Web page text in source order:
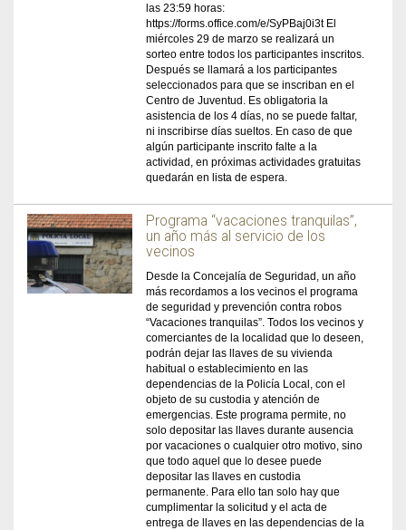
las 23:59 horas:
https://forms.office.com/e/SyPBaj0i3t El
miércoles 29 de marzo se realizará un
sorteo entre todos los participantes inscritos.
Después se llamará a los participantes
seleccionados para que se inscriban en el
Centro de Juventud. Es obligatoria la
asistencia de los 4 días, no se puede faltar,
ni inscribirse días sueltos. En caso de que
algún participante inscrito falte a la
actividad, en próximas actividades gratuitas
quedarán en lista de espera.
Programa “vacaciones tranquilas”,
un año más al servicio de los
vecinos
Desde la Concejalía de Seguridad, un año
más recordamos a los vecinos el programa
de seguridad y prevención contra robos
“Vacaciones tranquilas”. Todos los vecinos y
comerciantes de la localidad que lo deseen,
podrán dejar las llaves de su vivienda
habitual o establecimiento en las
dependencias de la Policía Local, con el
objeto de su custodia y atención de
emergencias. Este programa permite, no
solo depositar las llaves durante ausencia
por vacaciones o cualquier otro motivo, sino
que todo aquel que lo desee puede
depositar las llaves en custodia
permanente. Para ello tan solo hay que
cumplimentar la solicitud y el acta de
entrega de llaves en las dependencias de la